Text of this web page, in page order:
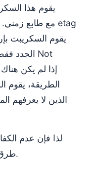
الطريقة، يقوم
الذين لا يعرفهم
لذا فإن عدم
طرق لتحسين الأمور دون تغيير جذري.